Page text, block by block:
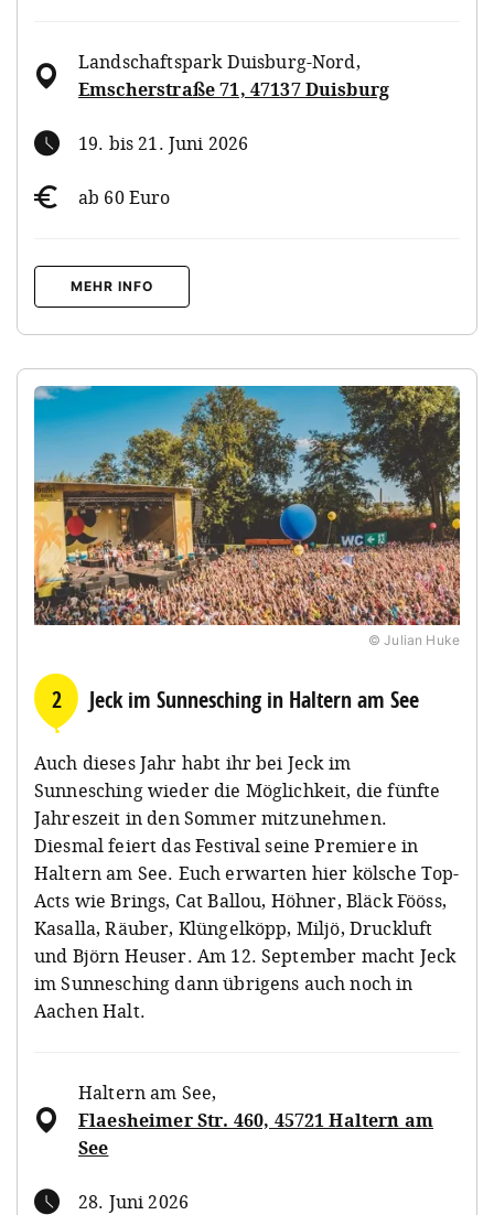
Landschaftspark Duisburg-Nord,
Emscherstraße 71, 47137 Duisburg
19. bis 21. Juni 2026
ab 60 Euro
MEHR INFO
© Julian Huke
2 Jeck im Sunnesching in Haltern am See
Auch dieses Jahr habt ihr bei Jeck im
Sunnesching wieder die Möglichkeit, die fünfte
Jahreszeit in den Sommer mitzunehmen.
Diesmal feiert das Festival seine Premiere in
Haltern am See. Euch erwarten hier kölsche Top-
Acts wie Brings, Cat Ballou, Höhner, Bläck Fööss,
Kasalla, Räuber, Klüngelköpp, Miljö, Druckluft
und Björn Heuser. Am 12. September macht Jeck
im Sunnesching dann übrigens auch noch in
Aachen Halt.
Haltern am See,
Flaesheimer Str. 460, 45721 Haltern am
See
28. Juni 2026